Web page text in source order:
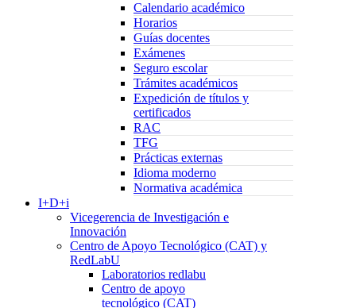
Calendario académico
Horarios
Guías docentes
Exámenes
Seguro escolar
Trámites académicos
Expedición de títulos y
certificados
RAC
TFG
Prácticas externas
Idioma moderno
Normativa académica
I+D+i
Vicegerencia de Investigación e
Innovación
Centro de Apoyo Tecnológico (CAT) y
RedLabU
Laboratorios redlabu
Centro de apoyo
tecnológico (CAT)